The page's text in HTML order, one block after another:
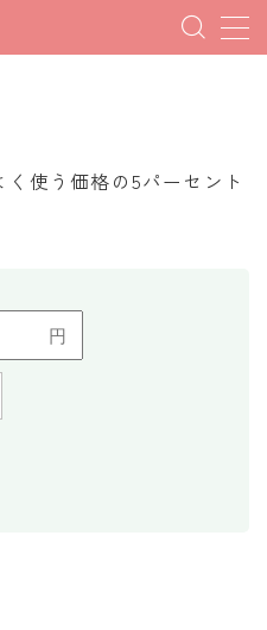
使う価格の5パーセント